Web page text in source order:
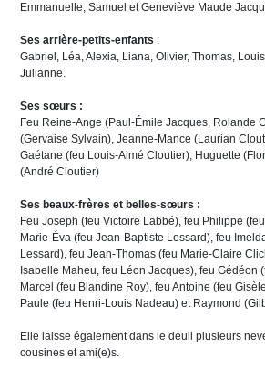
Emmanuelle, Samuel et Geneviève Maude
Ses arrière-petits-enfants :
Gabriel, Léa, Alexia, Liana, Olivier, Thomas,
Julianne.
Ses sœurs :
Feu Reine-Ange (Paul-Émile Jacques, Rolande
(Gervaise Sylvain), Jeanne-Mance (Laurian
Gaétane (feu Louis-Aimé Cloutier), Huguette
(André Cloutier)
Ses beaux-frères et belles-sœurs :
Feu Joseph (feu Victoire Labbé), feu Philippe
Marie-Éva (feu Jean-Baptiste Lessard), feu
Lessard), feu Jean-Thomas (feu Marie-Claire
Isabelle Maheu, feu Léon Jacques), feu Gédéon
Marcel (feu Blandine Roy), feu Antoine (feu
Paule (feu Henri-Louis Nadeau) et Raymond
Elle laisse également dans le deuil plusieurs
cousines et ami(e)s.